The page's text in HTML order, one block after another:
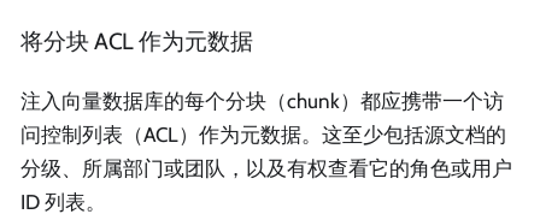
将分块 ACL 作为元数据
注入向量数据库的每个分块（chunk）都应携带一个访
问控制列表（ACL）作为元数据。这至少包括源文档的
分级、所属部门或团队，以及有权查看它的角色或用户
ID 列表。